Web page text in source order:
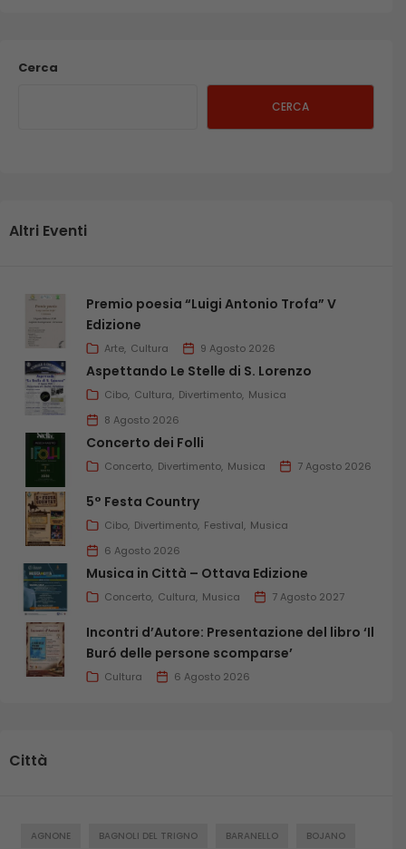
Cerca
CERCA
Altri Eventi
Premio poesia “Luigi Antonio Trofa” V
Edizione
Arte Cultura 9 Agosto 2026
Aspettando Le Stelle di S. Lorenzo
Cibo Cultura Divertimento Musica
8 Agosto 2026
Concerto dei Folli
Concerto Divertimento Musica 7 Agosto 2026
5° Festa Country
Cibo Divertimento Festival Musica
6 Agosto 2026
Musica in Città – Ottava Edizione
Concerto Cultura Musica 7 Agosto 2027
Incontri d’Autore: Presentazione del libro ‘Il
Buró delle persone scomparse’
Cultura 6 Agosto 2026
Città
AGNONE BAGNOLI DEL TRIGNO BARANELLO BOJANO